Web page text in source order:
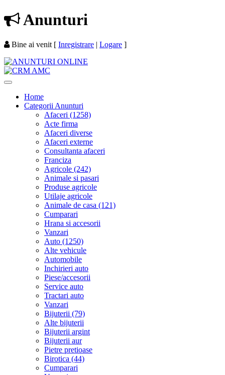
Anunturi
Bine ai venit [ Inregistrare | Logare ]
Home
Categorii Anunturi
Afaceri (1258)
Acte firma
Afaceri diverse
Afaceri externe
Consultanta afaceri
Franciza
Agricole (242)
Animale si pasari
Produse agricole
Utilaje agricole
Animale de casa (121)
Cumparari
Hrana si accesorii
Vanzari
Auto (1250)
Alte vehicule
Automobile
Inchirieri auto
Piese/accesorii
Service auto
Tractari auto
Vanzari
Bijuterii (79)
Alte bijuterii
Bijuterii argint
Bijuterii aur
Pietre pretioase
Birotica (44)
Cumparari